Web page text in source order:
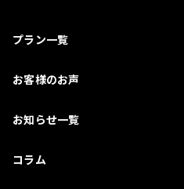
プラン一覧
お客様のお声
お知らせ一覧
コラム